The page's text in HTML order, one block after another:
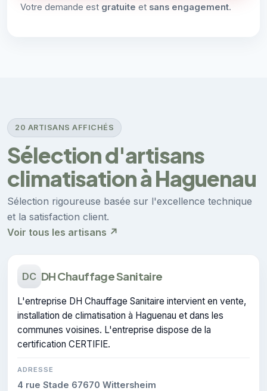
Votre demande est gratuite et sans engagement.
20 ARTISANS AFFICHÉS
Sélection d'artisans
climatisation à Haguenau
Sélection rigoureuse basée sur l'excellence technique
et la satisfaction client.
Voir tous les artisans ↗
DC DH Chauffage Sanitaire
L'entreprise DH Chauffage Sanitaire intervient en vente,
installation de climatisation à Haguenau et dans les
communes voisines. L'entreprise dispose de la
certification CERTIFIE.
ADRESSE
4 rue Stade 67670 Wittersheim